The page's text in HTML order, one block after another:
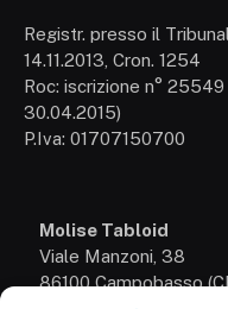
Registr. presso il
14.11.2013, Cron. 1254
Roc: iscrizione n°
30.04.2015)
P.Iva: 01707150700
Molise Tabloid
Viale Manzoni, 38
86100 Campobasso